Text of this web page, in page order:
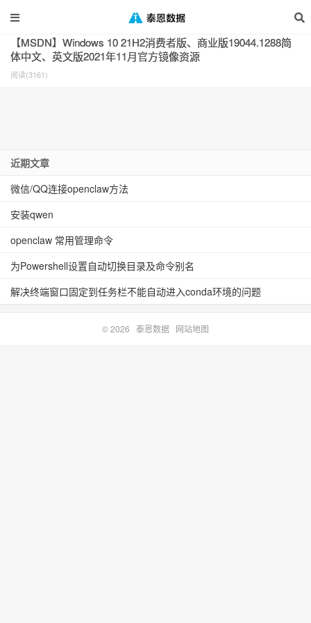
标签：windows
【MSDN】Windows 10 21H2消费者版、商业版19044.1288简
体中文、英文版2021年11月官方镜像资源
阅读(3161)
近期文章
微信/QQ连接openclaw方法
安装qwen
openclaw 常用管理命令
为Powershell设置自动切换目录及命令别名
解决终端窗口固定到任务栏不能自动进入conda环境的问题
© 2026 泰恩数据 网站地图